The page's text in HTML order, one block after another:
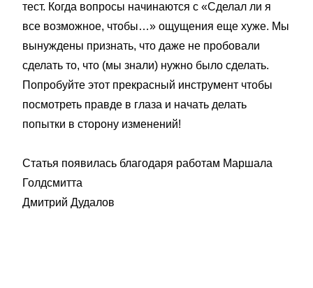
тест. Когда вопросы начинаются с «Сделал ли я
все возможное, чтобы…» ощущения еще хуже. Мы
вынуждены признать, что даже не пробовали
сделать то, что (мы знали) нужно было сделать.
Попробуйте этот прекрасный инструмент чтобы
посмотреть правде в глаза и начать делать
попытки в сторону изменений!
Статья появилась благодаря работам Маршала
Голдсмитта
Дмитрий Дудалов